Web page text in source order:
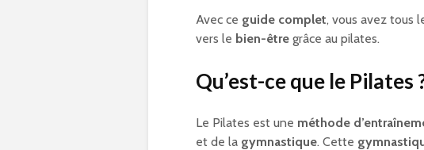
Avec ce guide complet, vous avez tous
vers le bien-être grâce au pilates.
Qu’est-ce que le Pilates
Le Pilates est une méthode
et de la gymnastique. Cette